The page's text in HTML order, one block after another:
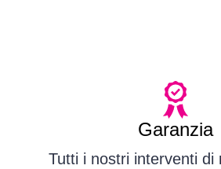
Garanzia
Tutti i nostri interventi di